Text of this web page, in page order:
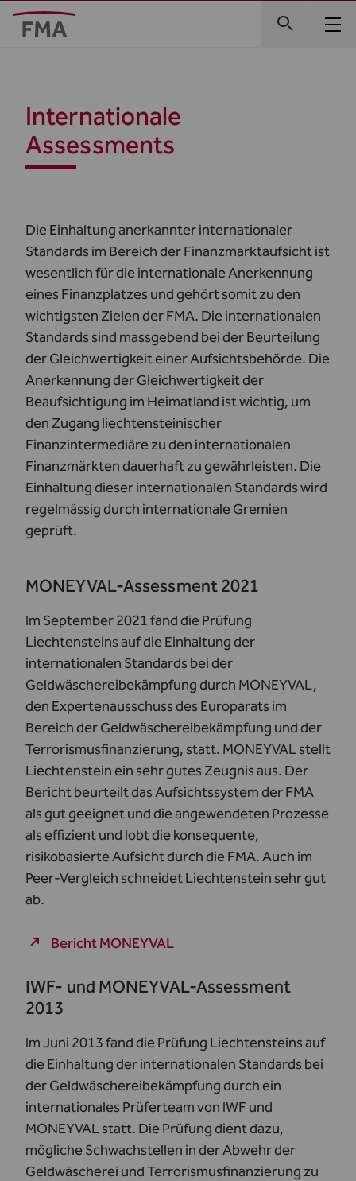
Internationale
Assessments
Die Einhaltung anerkannter internationaler
Standards im Bereich der Finanzmarktaufsicht ist
wesentlich für die internationale Anerkennung
eines Finanzplatzes und gehört somit zu den
wichtigsten Zielen der FMA. Die internationalen
Standards sind massgebend bei der Beurteilung
der Gleichwertigkeit einer Aufsichtsbehörde. Die
Anerkennung der Gleichwertigkeit der
Beaufsichtigung im Heimatland ist wichtig, um
den Zugang liechtensteinischer
Finanzintermediäre zu den internationalen
Finanzmärkten dauerhaft zu gewährleisten. Die
Einhaltung dieser internationalen Standards wird
regelmässig durch internationale Gremien
geprüft.
MONEYVAL-Assessment 2021
Im September 2021 fand die Prüfung
Liechtensteins auf die Einhaltung der
internationalen Standards bei der
Geldwäschereibekämpfung durch MONEYVAL,
den Expertenausschuss des Europarats im
Bereich der Geldwäschereibekämpfung und der
Terrorismusfinanzierung, statt. MONEYVAL stellt
Liechtenstein ein sehr gutes Zeugnis aus. Der
Bericht beurteilt das Aufsichtssystem der FMA
als gut geeignet und die angewendeten Prozesse
als effizient und lobt die konsequente,
risikobasierte Aufsicht durch die FMA. Auch im
Peer-Vergleich schneidet Liechtenstein sehr gut
ab.
Bericht MONEYVAL
IWF- und MONEYVAL-Assessment
2013
Im Juni 2013 fand die Prüfung Liechtensteins auf
die Einhaltung der internationalen Standards bei
der Geldwäschereibekämpfung durch ein
internationales Prüferteam von IWF und
MONEYVAL statt. Die Prüfung dient dazu,
mögliche Schwachstellen in der Abwehr der
Geldwäscherei und Terrorismusfinanzierung zu